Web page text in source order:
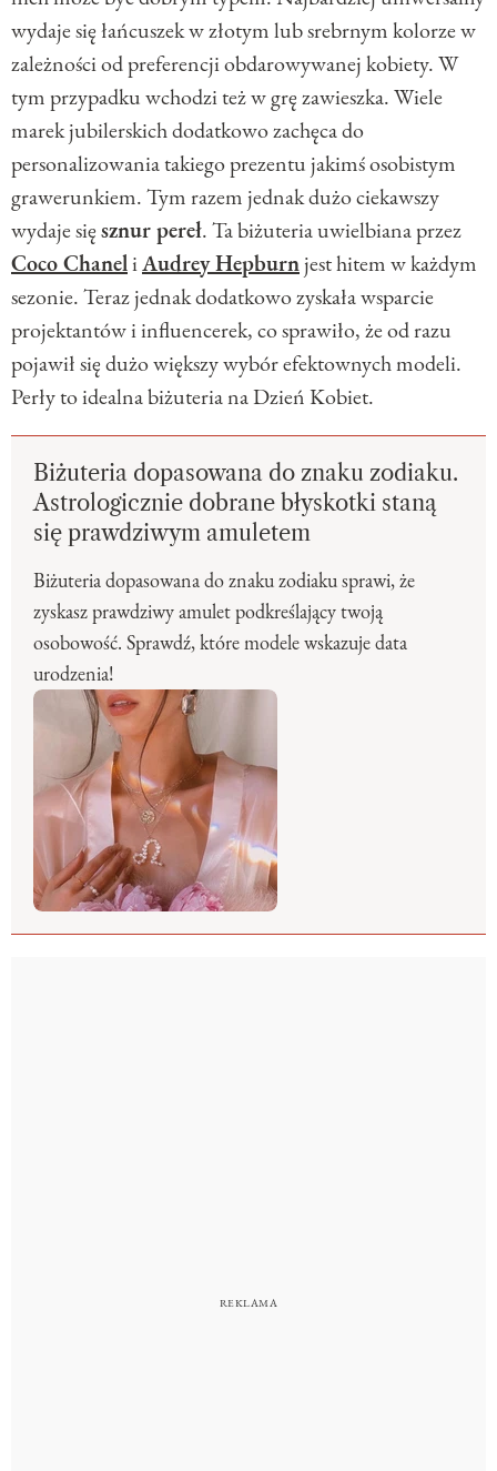
wydaje się łańcuszek w złotym lub srebrnym kolorze w
zależności od preferencji obdarowywanej kobiety. W
tym przypadku wchodzi też w grę zawieszka. Wiele
marek jubilerskich dodatkowo zachęca do
personalizowania takiego prezentu jakimś osobistym
grawerunkiem. Tym razem jednak dużo ciekawszy
wydaje sięsznur pereł. Ta biżuteria uwielbiana przez
Coco ChaneliAudrey Hepburnjest hitem w każdym
sezonie. Teraz jednak dodatkowo zyskała wsparcie
projektantów i influencerek, co sprawiło, że od razu
pojawił się dużo większy wybór efektownych modeli.
Perły to idealna biżuteria na Dzień Kobiet.
Biżuteria dopasowana do znaku zodiaku.
Astrologicznie dobrane błyskotki staną
się prawdziwym amuletem
Biżuteria dopasowana do znaku zodiaku sprawi, że
zyskasz prawdziwy amulet podkreślający twoją
osobowość. Sprawdź, które modele wskazuje data
urodzenia!